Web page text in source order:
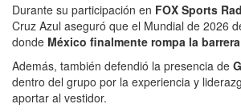
Durante su participación en FOX Sports
Cruz Azul aseguró que el Mundial de 2026
donde México finalmente rompa la
Además, también defendió la presencia de
dentro del grupo por la experiencia y
aportar al vestidor.